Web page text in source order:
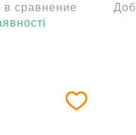
в сравнение